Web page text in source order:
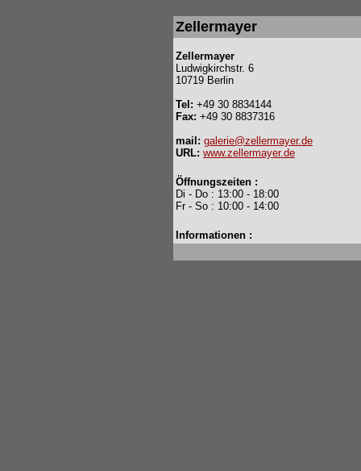
Zellermayer
Zellermayer
Ludwigkirchstr. 6
10719 Berlin
Tel: +49 30 8834144
Fax: +49 30 8837316
mail: galerie@zellermayer.de
URL: www.zellermayer.de
Öffnungszeiten :
Di - Do : 13:00 - 18:00
Fr - So : 10:00 - 14:00
Informationen :